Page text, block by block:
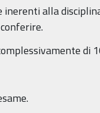
alla
di